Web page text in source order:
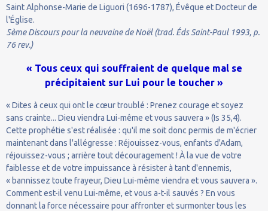
Saint Alphonse-Marie de Liguori (1696-1787), Évêque et Docteur de
l'Église.
5ème Discours pour la neuvaine de Noël (trad. Éds Saint-Paul 1993, p.
76 rev.)
« Tous ceux qui souffraient de quelque mal se
précipitaient sur Lui pour le toucher »
« Dites à ceux qui ont le cœur troublé : Prenez courage et soyez
sans crainte... Dieu viendra Lui-même et vous sauvera » (Is 35,4).
Cette prophétie s'est réalisée : qu'il me soit donc permis de m'écrier
maintenant dans l'allégresse : Réjouissez-vous, enfants d'Adam,
réjouissez-vous ; arrière tout découragement ! À la vue de votre
faiblesse et de votre impuissance à résister à tant d'ennemis,
« bannissez toute frayeur, Dieu Lui-même viendra et vous sauvera ».
Comment est-il venu Lui-même, et vous a-t-il sauvés ? En vous
donnant la force nécessaire pour affronter et surmonter tous les